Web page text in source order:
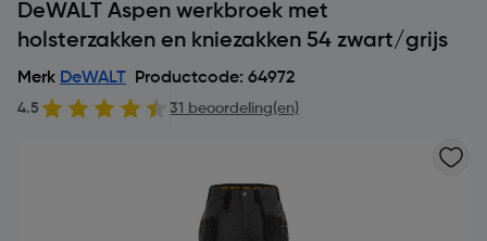
DeWALT Aspen werkbroek met
holsterzakken en kniezakken 54 zwart/grijs
Merk DeWALT Productcode: 64972
4.5 31 beoordeling(en)